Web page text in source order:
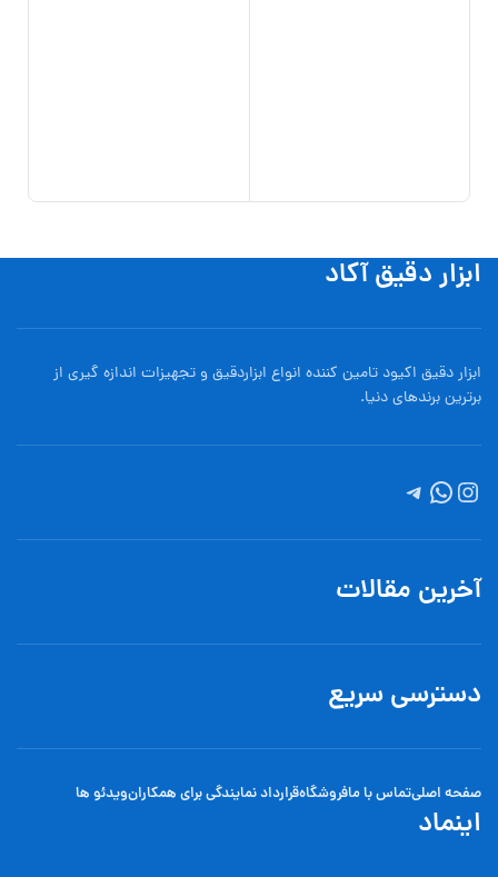
ابزار دقیق آکاد
ابزار دقیق اکیود تامین کننده انواع ابزاردقيق و تجهيزات اندازه گیری از
برترین برندهای دنیا.
آخرین مقالات
دسترسی سریع
صفحه اصلیتماس با مافروشگاهقرارداد نمایندگی برای همکارانویدئو ها
اینماد